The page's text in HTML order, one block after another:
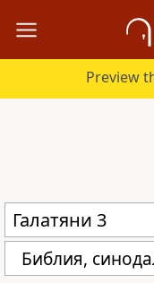
Preview
Библия,